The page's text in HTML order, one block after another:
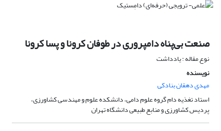
صنعت بی‌پناه دامپروری در طوفان کرونا و پسا کرونا
نوع مقاله : یادداشت
نویسنده
مهدی دهقان بنادکی
استاد تغذیه دام گروه علوم دامی، دانشکده علوم و مهندسی کشاورزی،
پردیس کشاورزی و منابع طبیعی دانشگاه تهران